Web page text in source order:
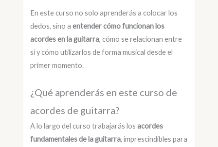
En este curso no solo aprenderás a colocar los
dedos, sino aentender cómo funcionan los
acordes en la guitarra, cómo se relacionan entre
sí y cómo utilizarlos de forma musical desde el
primer momento.
¿Qué aprenderás en este curso de
acordes de guitarra?
A lo largo del curso trabajarás losacordes
fundamentales de la guitarra, imprescindibles para